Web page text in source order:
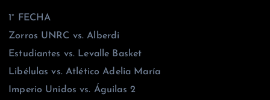
1° FECHA
Zorros UNRC vs. Alberdi
Estudiantes vs. Levalle Basket
Libélulas vs. Atlético Adelia María
Imperio Unidos vs. Águilas 2